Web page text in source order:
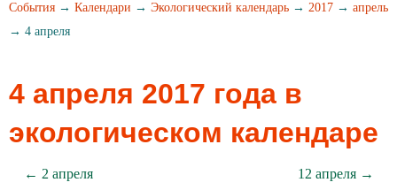
События → Календари → Экологический календарь → 2017 → апрель
→ 4 апреля
4 апреля 2017 года в
экологическом календаре
← 2 апреля 12 апреля →